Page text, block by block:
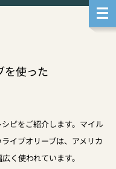
を使った
ピをご紹介します。マイル
イプオリーブは、アメリカ
く使われています。